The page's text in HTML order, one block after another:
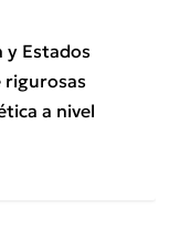
y Estados
rigurosas
a nivel